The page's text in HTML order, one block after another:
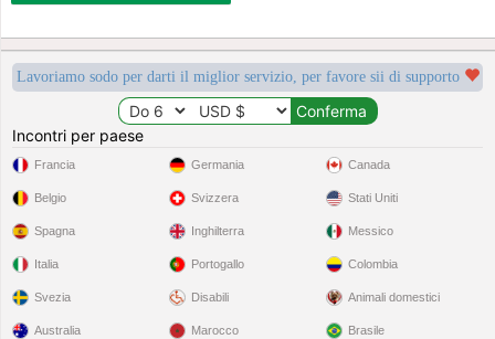
Lavoriamo sodo per darti il miglior servizio, per favore sii di supporto
Incontri per paese
Francia
Belgio
Spagna
Italia
Svezia
Germania
Svizzera
Inghilterra
Portogallo
Disabili
Canada
Stati Uniti
Messico
Colombia
Animali domestici
Australia Marocco Brasile